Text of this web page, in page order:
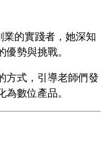
業的實踐者，她深知
勢與挑戰。
方式，引導老師們發
數位產品。